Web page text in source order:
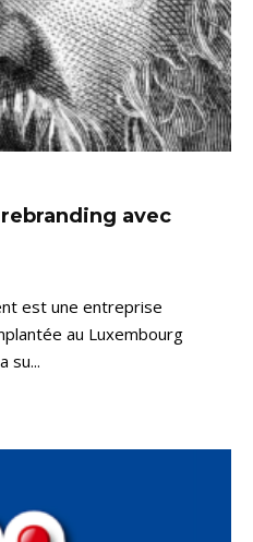
avec
est une entreprise
au Luxembourg
su...